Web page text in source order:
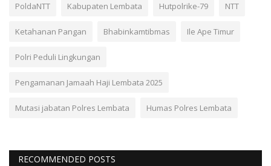
PoldaNTT Kabupaten Lembata Hutpolrike-79 NTT
Ketahanan Pangan Bhabinkamtibmas Ile Ape Timur
Polri Peduli Lingkungan
Pengamanan Jamaah Haji Lembata 2025
Mutasi jabatan Polres Lembata Humas Polres Lembata
RECOMMENDED POSTS